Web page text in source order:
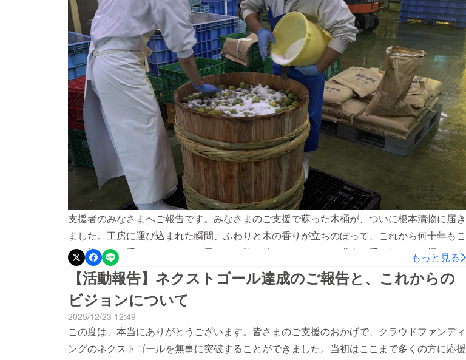
支援者のみなさまへご報告です。みなさまのご支援で蘇った木桶が、ついに根本漬物に届き
ました。工房に運び込まれた瞬間、ふわりと木の香りが立ちのぼって、これから何十年もこ
こで梅と時を重ねていくのだと思うと、胸が熱くなりました。職人の手で組まれた桶の、
しっとりとした木肌。指でなぞると、これが百年つづく仕事の手触りなのだと、静かに実感
が湧いてきます。そして先日、いよいよこの桶で梅を漬けはじめました。朝、もぎたての梅
を桶に並べていくと、工房いっぱいに梅のあの甘酸っぱい香りが満ちていきます。塩をまぶ
し、一段、また一段。木桶のなかで、梅と塩と時間がゆっくり溶け合っていく。あの香りに
包まれていると、ああ、ちゃんと「あたりまえ」を未来へつなげているのだと、しみじみ思
うのです。この梅が、ふっくらと漬かりあがるまでには、まだ時間がかかります。けれど、
もっと見る
【活動報告】ネクストゴール達成のご報告と、これからの
ビジョンについて
2025/12/23 12:49
この度は、本当にありがとうございます。皆さまのご支援のおかげで、クラウドファンディ
ングのネクストゴールを無事に突破することができました。当初はここまで多くの方に応援